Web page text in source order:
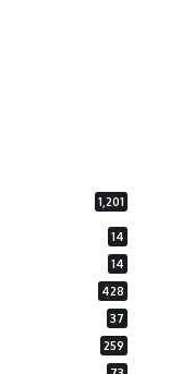
1,201
14
14
428
37
259